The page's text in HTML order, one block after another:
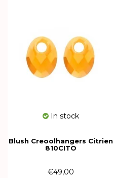
In stock
Blush Creoolhangers Citrien
810CITO
€49,00